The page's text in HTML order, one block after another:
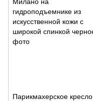
Парикмахерское кресло